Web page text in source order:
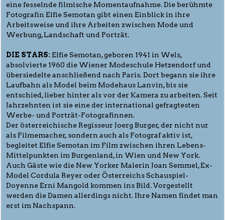
eine fesselnde filmische Momentaufnahme. Die berühmte
Fotografin Elfie Semotan gibt einen Einblick in ihre
Arbeitsweise und ihre Arbeiten zwischen Mode und
Werbung, Landschaft und Porträt.
DIE STARS: Elfie Semotan, geboren 1941 in Wels,
absolvierte 1960 die Wiener Modeschule Hetzendorf und
übersiedelte anschließend nach Paris. Dort begann sie ihre
Laufbahn als Model beim Modehaus Lanvin, bis sie
entschied, lieber hinter als vor der Kamera zu arbeiten. Seit
Jahrzehnten ist sie eine der international gefragtesten
Werbe- und Porträt-Fotografinnen.
Der österreichische Regisseur Joerg Burger, der nicht nur
als Filmemacher, sondern auch als Fotograf aktiv ist,
begleitet Elfie Semotan im Film zwischen ihren Lebens-
Mittelpunkten im Burgenland, in Wien und New York.
Auch Gäste wie die New Yorker Malerin Joan Semmel, Ex-
Model Cordula Reyer oder Österreichs Schauspiel-
Doyenne Erni Mangold kommen ins Bild. Vorgestellt
werden die Damen allerdings nicht. Ihre Namen findet man
erst im Nachspann.